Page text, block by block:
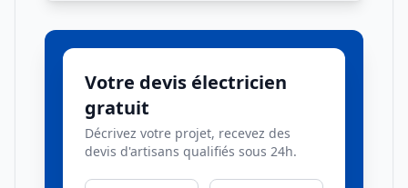
Votre devis électricien
gratuit
Décrivez votre projet, recevez des
devis d'artisans qualifiés sous 24h.